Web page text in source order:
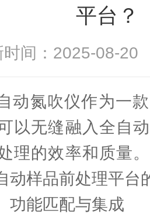
平台？
时间：2025-08-
氮吹仪作为一款
以无缝融入全自
理的效率和质量
动样品前处理平台
能匹配与集成